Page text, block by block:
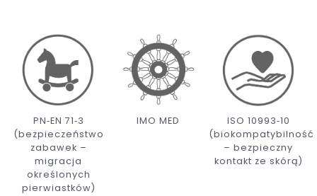
PN‑EN 71‑3
(bezpieczeństwo
zabawek –
migracja
określonych
pierwiastków)
IMO MED
ISO 10993‑10
(biokompatybilność
– bezpieczny
kontakt ze skórą)